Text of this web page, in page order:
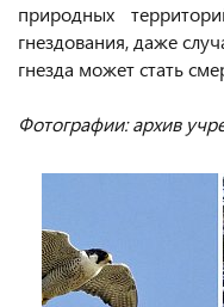
природных
гнездования, даже
гнезда может стать
Фотографии: архив